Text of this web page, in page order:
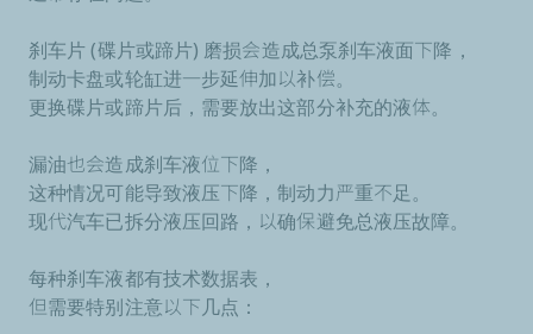
刹车片 (碟片或蹄片) 磨损会造成总泵刹车液面下降，
制动卡盘或轮缸进一步延伸加以补偿。
更换碟片或蹄片后，需要放出这部分补充的液体。
漏油也会造成刹车液位下降，
这种情况可能导致液压下降，制动力严重不足。
现代汽车已拆分液压回路，以确保避免总液压故障。
每种刹车液都有技术数据表，
但需要特别注意以下几点：